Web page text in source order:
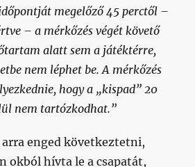
megelőző 45 perctől –
– a mérkőzés végét követő
alatt sem a játéktérre,
nem léphet be. A mérkőzés
hogy a „kispad” 20
nem tartózkodhat.”
enged következtetni,
okból hívta le a csapatát,